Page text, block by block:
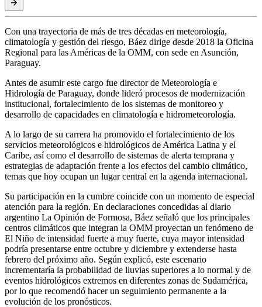
Con una trayectoria de más de tres décadas en meteorología,
climatología y gestión del riesgo, Báez dirige desde 2018 la Oficina
Regional para las Américas de la OMM, con sede en Asunción,
Paraguay.
Antes de asumir este cargo fue director de Meteorología e
Hidrología de Paraguay, donde lideró procesos de modernización
institucional, fortalecimiento de los sistemas de monitoreo y
desarrollo de capacidades en climatología e hidrometeorología.
A lo largo de su carrera ha promovido el fortalecimiento de los
servicios meteorológicos e hidrológicos de América Latina y el
Caribe, así como el desarrollo de sistemas de alerta temprana y
estrategias de adaptación frente a los efectos del cambio climático,
temas que hoy ocupan un lugar central en la agenda internacional.
Su participación en la cumbre coincide con un momento de especial
atención para la región. En declaraciones concedidas al diario
argentino La Opinión de Formosa, Báez señaló que los principales
centros climáticos que integran la OMM proyectan un fenómeno de
El Niño de intensidad fuerte a muy fuerte, cuya mayor intensidad
podría presentarse entre octubre y diciembre y extenderse hasta
febrero del próximo año. Según explicó, este escenario
incrementaría la probabilidad de lluvias superiores a lo normal y de
eventos hidrológicos extremos en diferentes zonas de Sudamérica,
por lo que recomendó hacer un seguimiento permanente a la
evolución de los pronósticos.